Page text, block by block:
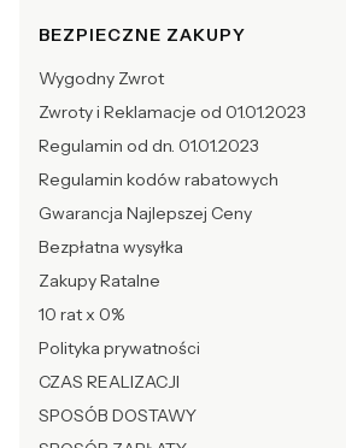
BEZPIECZNE ZAKUPY
Wygodny Zwrot
Zwroty i Reklamacje od 01.01.2023
Regulamin od dn. 01.01.2023
Regulamin kodów rabatowych
Gwarancja Najlepszej Ceny
Bezpłatna wysyłka
Zakupy Ratalne
10 rat x 0%
Polityka prywatności
CZAS REALIZACJI
SPOSÓB DOSTAWY